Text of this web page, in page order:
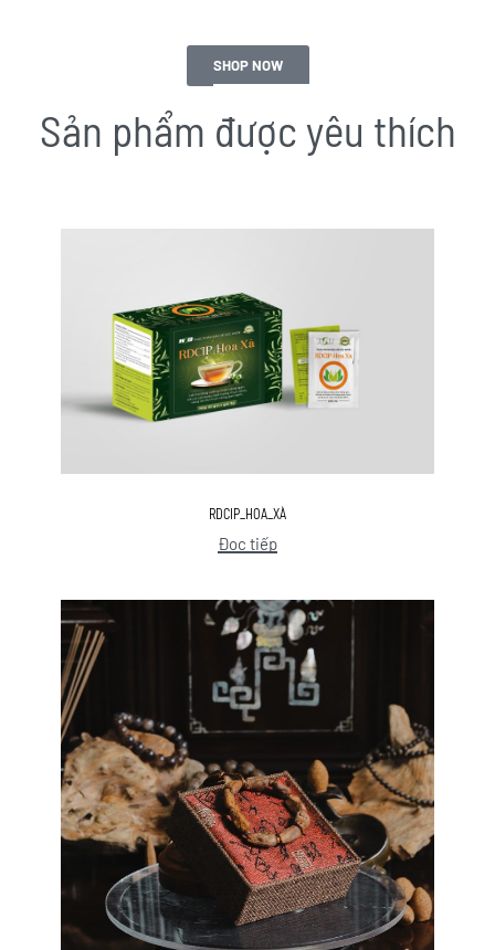
SHOP NOW
Sản phẩm được yêu thích
RDCIP_HOA_XÀ
Đọc tiếp